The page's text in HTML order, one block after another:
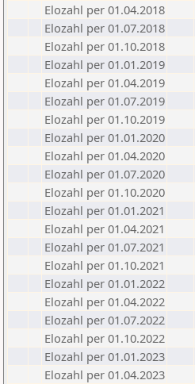
Elozahl per 01.04.2018
Elozahl per 01.07.2018
Elozahl per 01.10.2018
Elozahl per 01.01.2019
Elozahl per 01.04.2019
Elozahl per 01.07.2019
Elozahl per 01.10.2019
Elozahl per 01.01.2020
Elozahl per 01.04.2020
Elozahl per 01.07.2020
Elozahl per 01.10.2020
Elozahl per 01.01.2021
Elozahl per 01.04.2021
Elozahl per 01.07.2021
Elozahl per 01.10.2021
Elozahl per 01.01.2022
Elozahl per 01.04.2022
Elozahl per 01.07.2022
Elozahl per 01.10.2022
Elozahl per 01.01.2023
Elozahl per 01.04.2023